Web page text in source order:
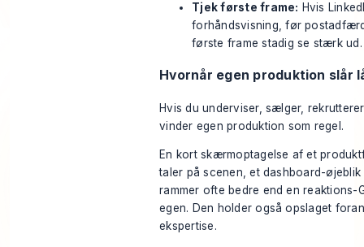
Tjek første frame: Hvis
forhåndsvisning, før
første frame stadig se stærk ud.
Hvornår egen produktion slår
Hvis du underviser, sælger,
vinder egen produktion som regel.
En kort skærmoptagelse af et
taler på scenen, et dashboard-
rammer ofte bedre end en reaktions-
egen. Den holder også opslaget
ekspertise.